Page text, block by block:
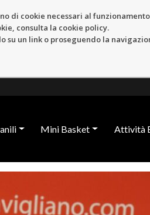
di cookie necessari al
consulta la cookie policy.
un link o proseguendo la
Mini Basket Attività